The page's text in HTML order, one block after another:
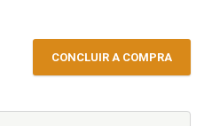
CONCLUIR A COMPRA